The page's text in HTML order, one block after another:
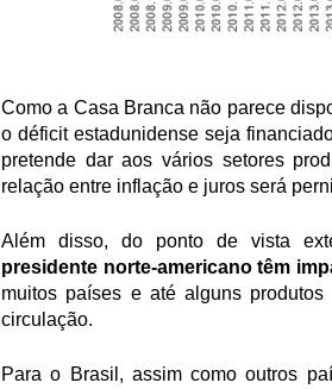
Como a Casa Branca não parece
o déficit estadunidense seja
pretende dar aos vários setores
relação entre inflação e juros será
Além disso, do ponto de vista
presidente norte-americano têm
muitos países e até alguns
circulação.
Para o Brasil, assim como outros